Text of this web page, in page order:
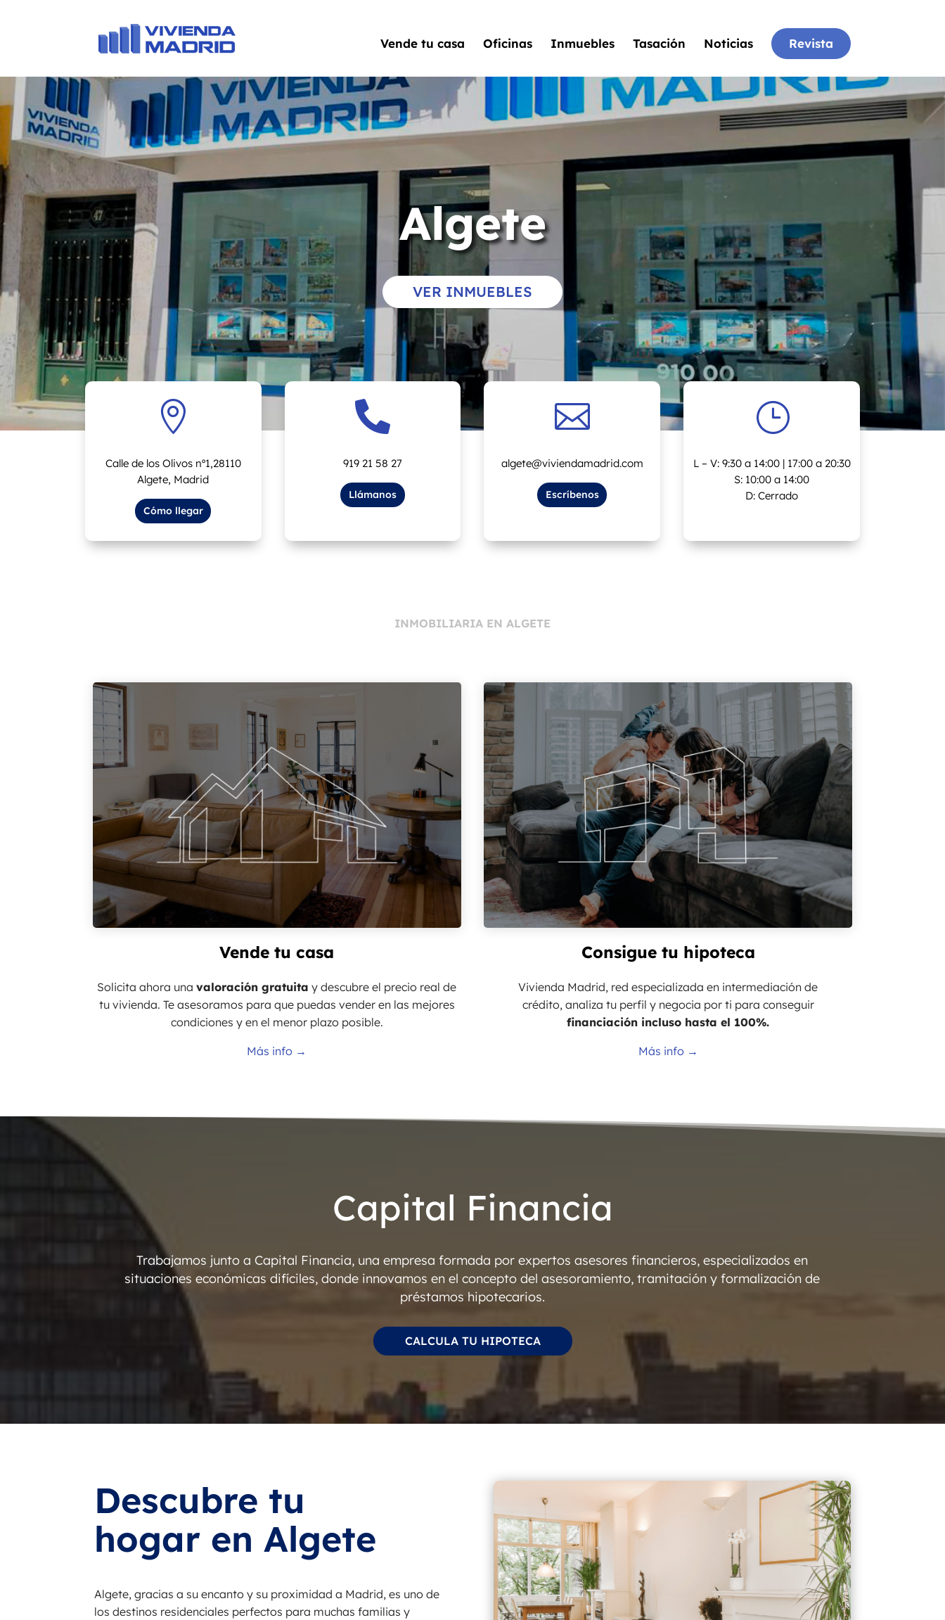
Vende tu casa Oficinas Inmuebles Tasación Noticias Revista
Algete
VER INMUEBLES

Calle de los Olivos nº1,28110
Algete, Madrid
Cómo llegar

919 21 58 27
Llámanos

algete@viviendamadrid.com
Escríbenos
}
L – V: 9:30 a 14:00 | 17:00 a 20:30
S: 10:00 a 14:00
D: Cerrado
INMOBILIARIA EN ALGETE
Vende tu casa
Solicita ahora unavaloración gratuita y descubre el precio real de
tu vivienda. Te asesoramos para que puedas vender en las mejores
condiciones y en el menor plazo posible.
Más info →
Consigue tu hipoteca
Vivienda Madrid, red especializada en intermediación de
crédito, analiza tu perfil y negocia por ti para conseguir
financiación incluso hasta el 100%.
Más info →
Capital Financia
Trabajamos junto a Capital Financia, una empresa formada por expertos asesores financieros, especializados en
situaciones económicas difíciles, donde innovamos en el concepto del asesoramiento, tramitación y formalización de
préstamos hipotecarios.
CALCULA TU HIPOTECA
Descubre tu
hogar en Algete
Algete, gracias a su encanto y su proximidad a Madrid, es uno de
los destinos residenciales perfectos para muchas familias y